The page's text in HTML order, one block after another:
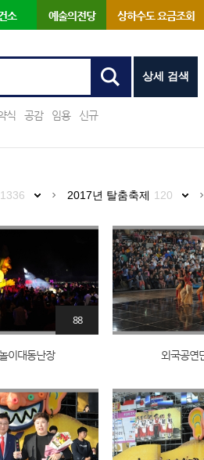
소 예술의전당 상하수도 요금조회
상세 검색
식 공감 임용 신규
1336 2017년 탈춤축제 120
이대동난장
88
외국공연